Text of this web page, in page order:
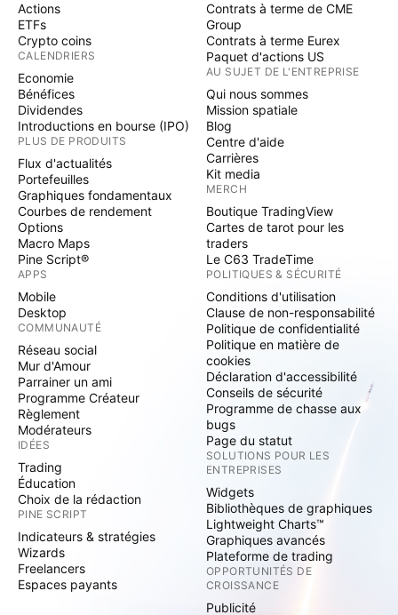
Actions
ETFs
Crypto coins
CALENDRIERS
Economie
Bénéfices
Dividendes
Introductions en bourse (IPO)
PLUS DE PRODUITS
Flux d'actualités
Portefeuilles
Graphiques fondamentaux
Courbes de rendement
Options
Macro Maps
Pine Script®
APPS
Mobile
Desktop
COMMUNAUTÉ
Réseau social
Mur d'Amour
Parrainer un ami
Programme Créateur
Règlement
Modérateurs
IDÉES
Trading
Éducation
Choix de la rédaction
PINE SCRIPT
Indicateurs & stratégies
Wizards
Freelancers
Espaces payants
Contrats à terme de CME
Group
Contrats à terme Eurex
Paquet d'actions US
AU SUJET DE L'ENTREPRISE
Qui nous sommes
Mission spatiale
Blog
Centre d'aide
Carrières
Kit media
MERCH
Boutique TradingView
Cartes de tarot pour les
traders
Le C63 TradeTime
POLITIQUES & SÉCURITÉ
Conditions d'utilisation
Clause de non-responsabilité
Politique de confidentialité
Politique en matière de
cookies
Déclaration d'accessibilité
Conseils de sécurité
Programme de chasse aux
bugs
Page du statut
SOLUTIONS POUR LES
ENTREPRISES
Widgets
Bibliothèques de graphiques
Lightweight Charts™
Graphiques avancés
Plateforme de trading
OPPORTUNITÉS DE
CROISSANCE
Publicité